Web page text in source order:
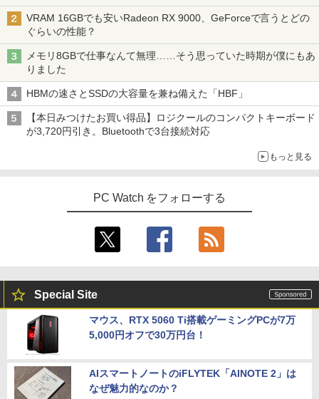
VRAM 16GBでも安いRadeon RX 9000、GeForceで言うとどの
ぐらいの性能？
メモリ8GBで仕事なんて無理……そう思っていた時期が僕にもあ
りました
HBMの速さとSSDの大容量を兼ね備えた「HBF」
【本日みつけたお買い得品】ロジクールのコンパクトキーボード
が3,720円引き。Bluetoothで3台接続対応
もっと見る
PC Watch をフォローする
Special Site
マウス、RTX 5060 Ti搭載ゲーミングPCが7万
5,000円オフで30万円台！
AIスマートノートのiFLYTEK「AINOTE 2」は
なぜ魅力的なのか？